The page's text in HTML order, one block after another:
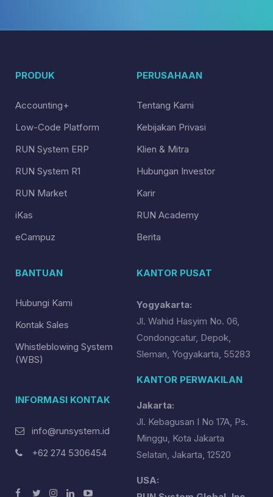
PRODUK
Accounting+
Low-Code Platform
RUN System ERP
RUN System R1
RUN Market
iKas
eCampuz
PERUSAHAAN
Tentang Kami
Kebijakan Privasi
Klien & Mitra
Hubungan Investor
Karir
RUN Academy
Berita
BANTUAN
Hubungi Kami
Kontak Sales
Whistleblowing System
(WBS)
INFORMASI KONTAK
info@runsystem.id
+62 274 5306454
KANTOR PUSAT
Yogyakarta:
Jl. Wahid Hasyim No. 06,
Condongcatur, Depok,
Sleman, Yogyakarta, 55283
KANTOR PERWAKILAN
Jakarta:
Jl. Kebagusan I No 17A, Ps.
Minggu, Kota Jakarta
Selatan, Jakarta, 12520
USA: